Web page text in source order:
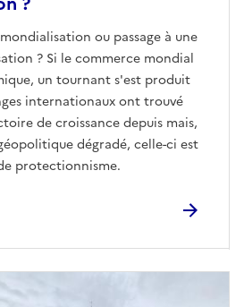
ou passage à une
? Si le commerce mondial
un tournant s'est produit
internationaux ont trouvé
de croissance depuis mais,
dégradé, celle-ci est
protectionnisme.